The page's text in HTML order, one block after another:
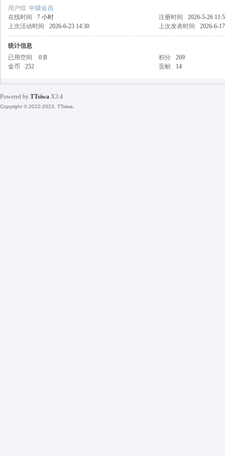
丝
用户组 中级会员
在线时间
7 小时 注册时间
2026-5-26
上次活动时间
2026-6-23 14:30 上次发表时间 2026-6-
统计信息
已用空间
0 B 积分
269
金币
252 贡献 14
Powered by TTsiwa X3.4
Copyright © 2022-2023, TTsiwa.